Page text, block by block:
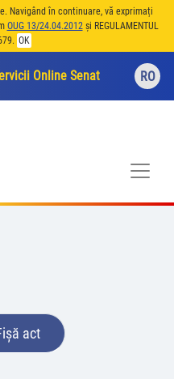
Navigând în continuare, vă exprimați
OUG 13/24.04.2012și REGULAMENTUL
OK
Online Senat RO
act